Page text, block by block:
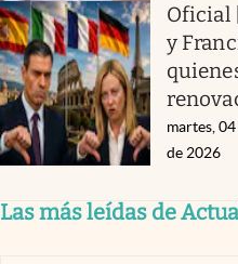
Oficial
y
martes,
de 2026
Las más leídas de